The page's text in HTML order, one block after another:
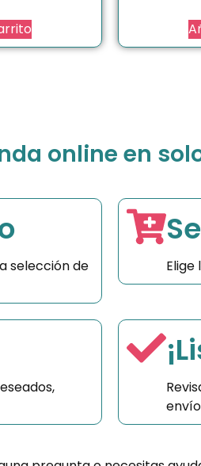
online en
selección de